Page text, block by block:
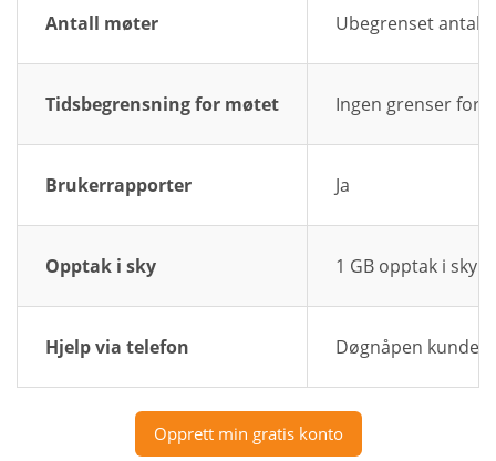
Antall møter Ubegrenset antall
Tidsbegrensning for møtet Ingen grenser for
Brukerrapporter Ja
Opptak i sky 1 GB opptak i sky
Hjelp via telefon Døgnåpen
Opprett min gratis konto